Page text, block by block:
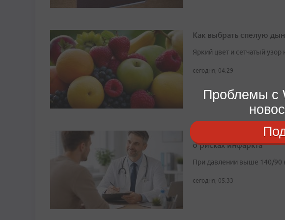
Как выбрать спелую
Яркий цвет и сетчатый
сегодня, 04:29
Высокое давление —
о рисках инфаркта
При давлении выше 140/90
сегодня, 05:33
Проблемы с